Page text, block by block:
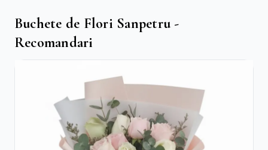
Buchete de Flori Sanpetru -
Recomandari